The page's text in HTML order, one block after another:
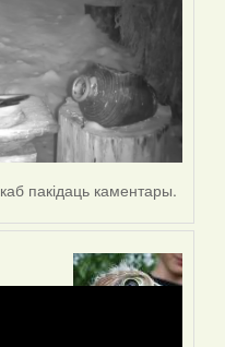
каб пакідаць каментары.